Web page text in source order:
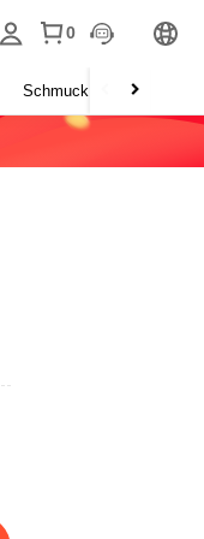
0
Schmuck & Accessoires